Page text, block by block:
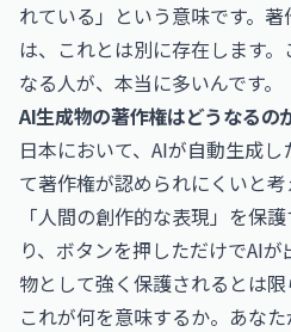
れている」という意味です。
は、これとは別に存在します
なる人が、本当に多いんです。
AI生成物の著作権はどうなるの
日本において、AIが自動生成
て著作権が認められにくいと
「人間の創作的な表現」を保
り、ボタンを押しただけでAI
物として強く保護されるとは限
これが何を意味するか。あな